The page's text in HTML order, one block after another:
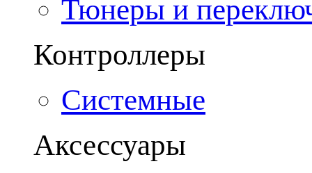
Тюнеры и
Контроллеры
Системные
Аксессуары